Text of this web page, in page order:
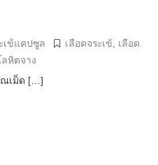
เข้แคปซูล เลือดจระเข้, เลือด
ลหิตจาง
ณเม็ด […]